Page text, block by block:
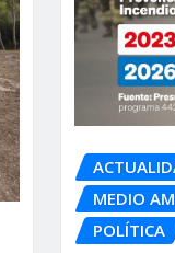
MEDIO
POLÍTICA